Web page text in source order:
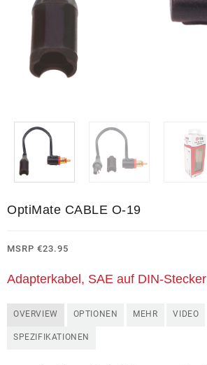
OptiMate CABLE O-19
MSRP €23.95
Adapterkabel, SAE auf DIN-Stecker
OVERVIEW OPTIONEN MEHR VIDEO
SPEZIFIKATIONEN